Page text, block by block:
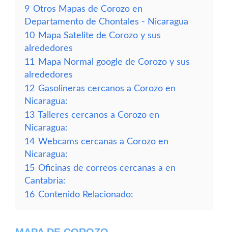
9 Otros Mapas de Corozo en
Departamento de Chontales - Nicaragua
10 Mapa Satelite de Corozo y sus
alrededores
11
Mapa Normal google de Corozo y sus
alrededores
12 Gasolineras cercanos a Corozo en
Nicaragua:
13 Talleres cercanos a Corozo en
Nicaragua:
14 Webcams cercanas a Corozo en
Nicaragua:
15 Oficinas de correos cercanas a en
Cantabria:
16 Contenido Relacionado: